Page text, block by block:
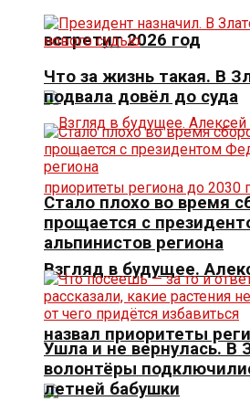
встретит 2026 год
Взгляд в будущее.
назвал приоритеты
Что за жизнь такая. В
подвала довёл до суда
Стало плохо во время
прощается с
альпинистов региона
Ушла и не вернулась. В
волонтёры
летней бабушки